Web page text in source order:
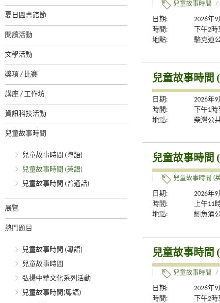
夏日圖書館節
閱讀活動
文學活動
獎項 / 比賽
講座 / 工作坊
資訊科技活動
兒童故事時間
兒童故事時間 (粵語)
兒童故事時間 (英語)
兒童故事時間 (普通話)
展覽
熱門題目
兒童故事時間 (粵語)
兒童故事時間
弘揚中華文化系列活動
兒童故事時間(粵語)
兒童故事時間 /
日期:
2026年
時間:
下午2
地點:
駱克道
兒童故事時間
日期:
2026年
時間:
下午1
地點:
柴灣公
兒童故事時間
兒童故事時間 (
日期:
2026年
時間:
上午11
地點:
鰂魚涌
兒童故事時間
兒童故事時間 /
日期:
2026年
時間:
下午2